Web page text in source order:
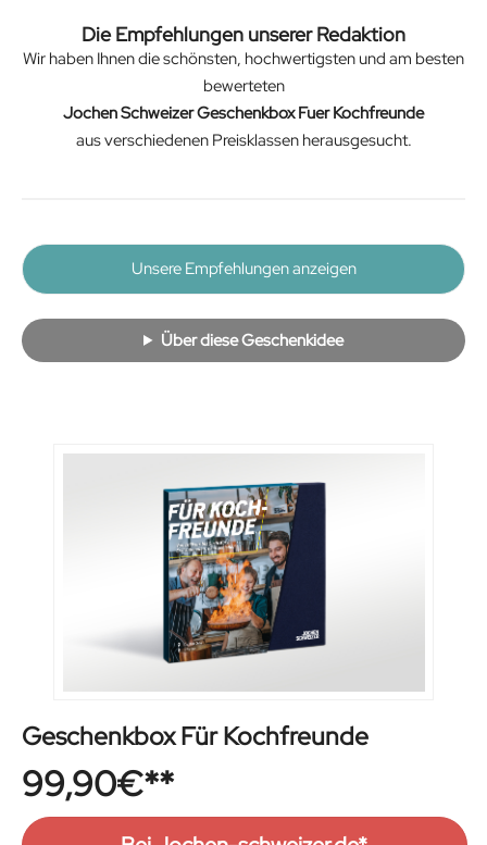
Die Empfehlungen unserer Redaktion
Wir haben Ihnen die schönsten, hochwertigsten und am besten
bewerteten
Jochen Schweizer Geschenkbox Fuer Kochfreunde
aus verschiedenen Preisklassen herausgesucht.
Unsere Empfehlungen anzeigen
Über diese Geschenkidee
Geschenkbox Für Kochfreunde
99,90€